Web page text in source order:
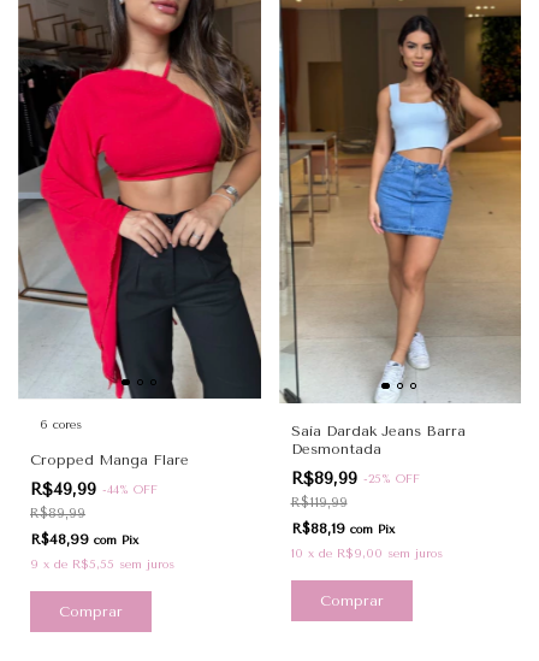
6 cores
Cropped Manga Flare
R$49,99 -44% OFF
R$89,99
R$48,99 com Pix
9 x de R$5,55 sem juros
Comprar
Saia Dardak Jeans Barra
Desmontada
R$89,99 -25% OFF
R$119,99
R$88,19 com Pix
10 x de R$9,00 sem juros
Comprar